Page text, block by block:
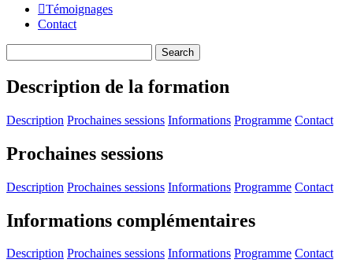
Témoignages
Contact
Description de la formation
Description Prochaines sessions Informations Programme Contact
Prochaines sessions
Description Prochaines sessions Informations Programme Contact
Informations complémentaires
Description Prochaines sessions Informations Programme Contact